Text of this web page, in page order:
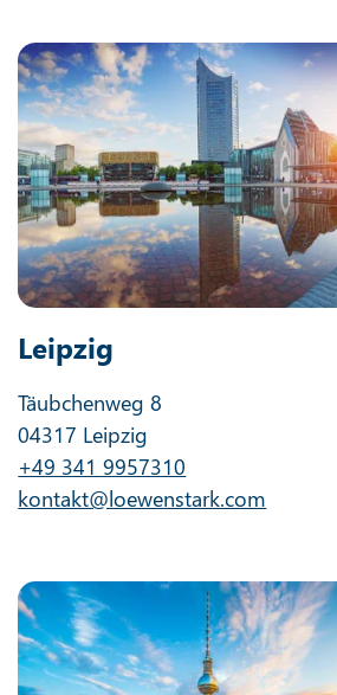
Leipzig
Täubchenweg 8
04317 Leipzig
+49 341 9957310
kontakt@loewenstark.com